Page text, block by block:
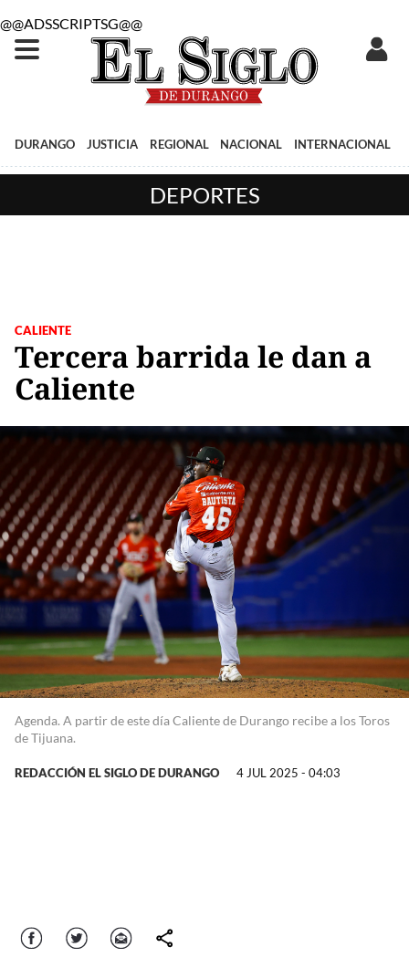
@@ADSSCRIPTSG@@
DURANGO JUSTICIA REGIONAL NACIONAL INTERNACIONAL
DEPORTES
CALIENTE
Tercera barrida le dan a
Caliente
Agenda. A partir de este día Caliente de Durango recibe a los Toros
de Tijuana.
REDACCIÓN EL SIGLO DE DURANGO 4 JUL 2025 - 04:03
Facebook Twitter Correo comparte